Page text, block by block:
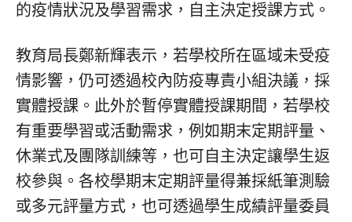
的疫情狀況及學習需求，自主決定授課方式。
教育局長鄭新輝表示，若學校所在區域未受疫
情影響，仍可透過校內防疫專責小組決議，採
實體授課。此外於暫停實體授課期間，若學校
有重要學習或活動需求，例如期末定期評量、
休業式及團隊訓練等，也可自主決定讓學生返
校參與。各校學期末定期評量得兼採紙筆測驗
或多元評量方式，也可透過學生成績評量委員